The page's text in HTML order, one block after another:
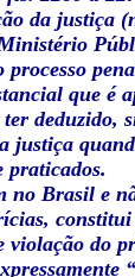
da justiça
que é
praticados.
no Brasil e
violação